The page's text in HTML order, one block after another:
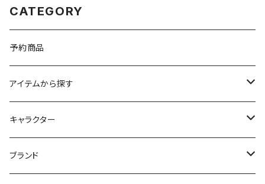
CATEGORY
予約商品
アイテムから探す
九谷焼
マグ＆カップ
キャラクター
ムーミン
ブランド